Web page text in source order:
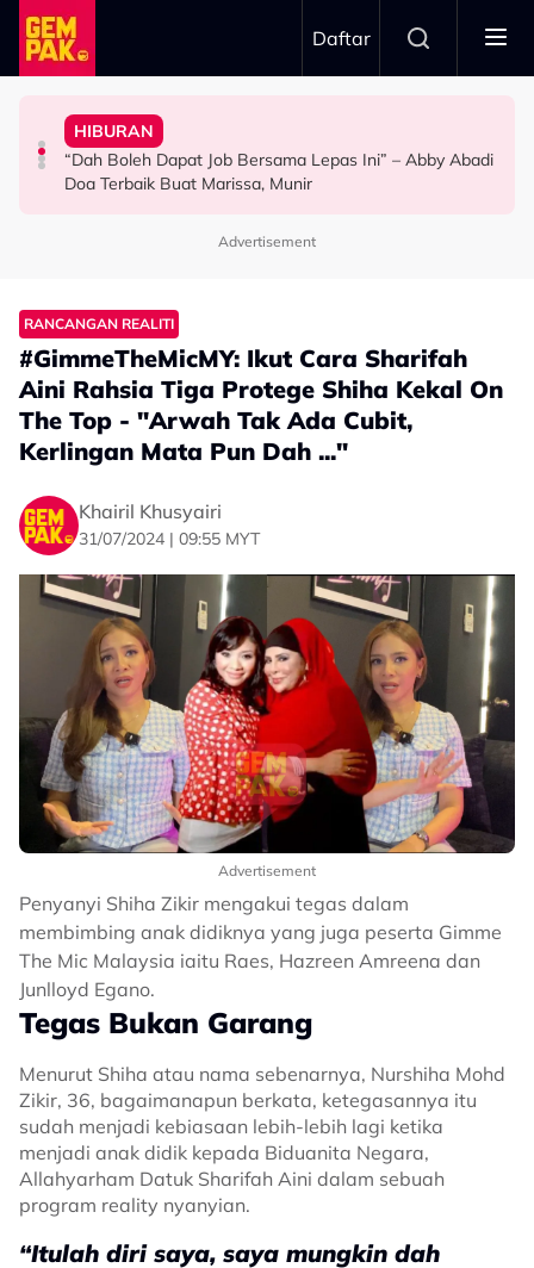
Skip to main content
Daftar
HIBURAN
Bawa Anak Ke Klinik, Syasya Rizal Terkejut Dikenali
Doktor
HIBURAN
“Dah Boleh Dapat Job Bersama Lepas Ini” – Abby Abadi
Doa Terbaik Buat Marissa, Munir
SELEBRITI
Michelle Yeoh Dinobatkan ‘Tokoh Perfileman Asia Tahun
Ini’ Di BIFF
BERITA
Kasihnya Ibu, Ikan Lumba-Lumba Enggan Tinggalkan
Anak Yang Sudah Mati
Advertisement
RANCANGAN REALITI
#GimmeTheMicMY: Ikut Cara Sharifah
Aini Rahsia Tiga Protege Shiha Kekal On
The Top - "Arwah Tak Ada Cubit,
Kerlingan Mata Pun Dah ..."
Khairil Khusyairi
31/07/2024 | 09:55 MYT
Advertisement
Penyanyi Shiha Zikir mengakui tegas dalam
membimbing anak didiknya yang juga peserta Gimme
The Mic Malaysia iaitu Raes, Hazreen Amreena dan
Junlloyd Egano.
Tegas Bukan Garang
Menurut Shiha atau nama sebenarnya, Nurshiha Mohd
Zikir, 36, bagaimanapun berkata, ketegasannya itu
sudah menjadi kebiasaan lebih-lebih lagi ketika
menjadi anak didik kepada Biduanita Negara,
Allahyarham Datuk Sharifah Aini dalam sebuah
program reality nyanyian.
“Itulah diri saya, saya mungkin dah